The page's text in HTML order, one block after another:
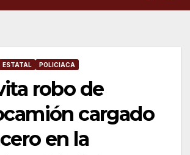
ESTATAL POLICIACA
robo de
cargado
en la